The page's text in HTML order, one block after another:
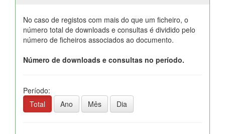
No caso de registos com mais do que um ficheiro, o
número total de downloads e consultas é dividido pelo
número de ficheiros associados ao documento.
Número de downloads e consultas no período.
Período:
Total
Ano Mês Dia